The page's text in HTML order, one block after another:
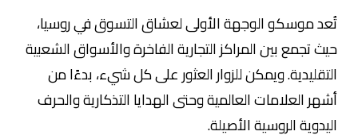
تُعد موسكو الوجهة الأولى لعشاق التسوق في روسيا،
حيث تجمع بين المراكز التجارية الفاخرة والأسواق الشعبية
التقليدية. ويمكن للزوار العثور على كل شيء، بدءًا من
أشهر العلامات العالمية وحتى الهدايا التذكارية والحرف
اليدوية الروسية الأصيلة.